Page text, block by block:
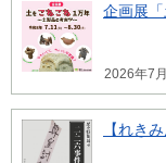
企画展
2026年7
【れき